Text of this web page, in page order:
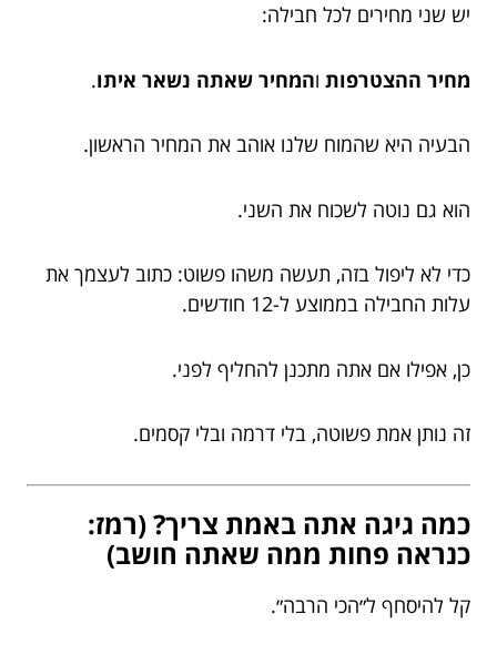
יש שני מחירים לכל חבילה:
מחיר ההצטרפות והמחיר שאתה נשאר איתו.
הבעיה היא שהמוח שלנו אוהב את המחיר הראשון.
הוא גם נוטה לשכוח את השני.
כדי לא ליפול בזה, תעשה משהו פשוט: כתוב לעצמך את
עלות החבילה בממוצע ל-12 חודשים.
כן, אפילו אם אתה מתכנן להחליף לפני.
זה נותן אמת פשוטה, בלי דרמה ובלי קסמים.
כמה גיגה אתה באמת צריך? (רמז:
כנראה פחות ממה שאתה חושב)
קל להיסחף ל״הכי הרבה״.